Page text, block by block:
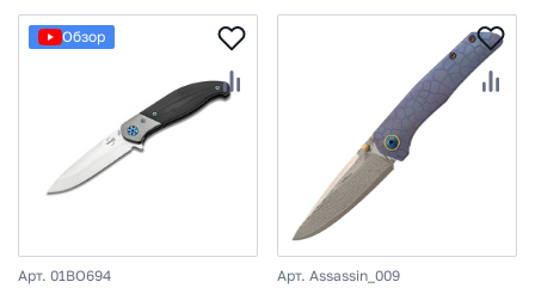
Обзор
Арт. 01BO694 Арт. Assassin_009